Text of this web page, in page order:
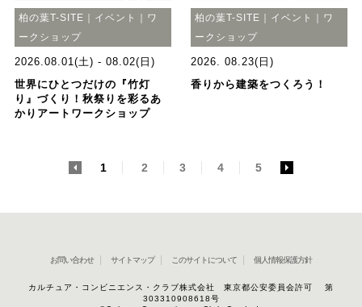
柏の葉T-SITE｜イベント｜ワ
ークショップ
2026.08.01(土) - 08.02(日)
世界にひとつだけの『竹灯
り』づくり！秋祭りを彩るあ
かりアートワークショップ
柏の葉T-SITE｜イベント｜ワ
ークショップ
2026. 08.23(日)
香りから建築をつくろう！
1 2 3 4 5
お問い合わせ サイトマップ このサイトについて 個人情報保護方針
カルチュア・コンビニエンス・クラブ株式会社 東京都公安委員会許可 第
303310908618号